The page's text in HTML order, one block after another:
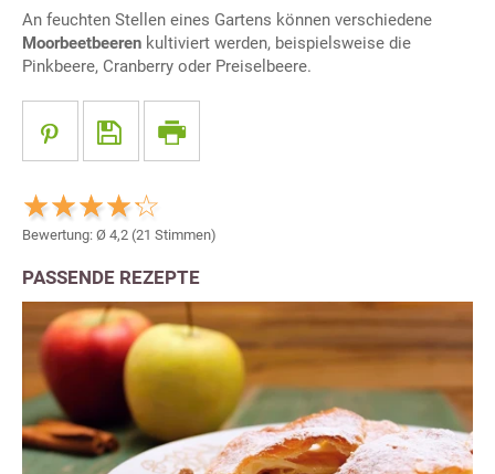
An feuchten Stellen eines Gartens können verschiedene
Moorbeetbeeren kultiviert werden, beispielsweise die
Pinkbeere, Cranberry oder Preiselbeere.
Bewertung: Ø 4,2 (21 Stimmen)
PASSENDE REZEPTE